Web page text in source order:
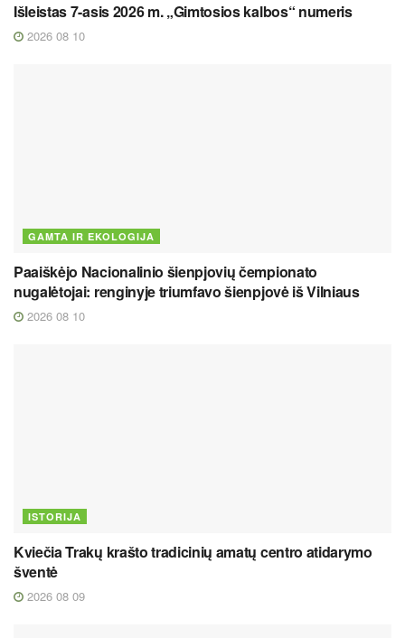
Išleistas 7-asis 2026 m. „Gimtosios kalbos“ numeris
2026 08 10
GAMTA IR EKOLOGIJA
Paaiškėjo Nacionalinio šienpjovių čempionato
nugalėtojai: renginyje triumfavo šienpjovė iš Vilniaus
2026 08 10
ISTORIJA
Kviečia Trakų krašto tradicinių amatų centro atidarymo
šventė
2026 08 09